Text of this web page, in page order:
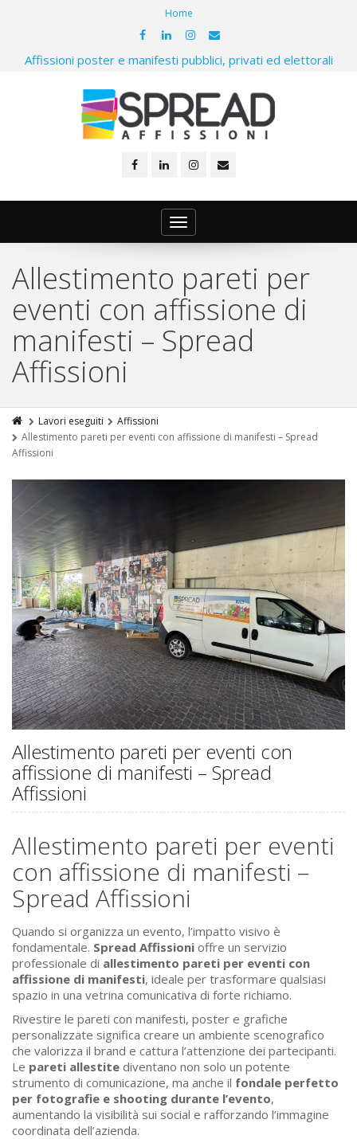
Home
Affissioni poster e manifesti pubblici, privati ed elettorali
Toggle
navigation
Allestimento pareti per
eventi con affissione di
manifesti – Spread
Affissioni
Lavori eseguiti
Affissioni
Allestimento pareti per eventi con affissione di manifesti – Spread
Affissioni
Allestimento pareti per eventi con
affissione di manifesti – Spread
Affissioni
Allestimento pareti per eventi
con affissione di manifesti –
Spread Affissioni
Quando si organizza un evento, l’impatto visivo è
fondamentale. Spread Affissioni offre un servizio
professionale di allestimento pareti per eventi con
affissione di manifesti, ideale per trasformare qualsiasi
spazio in una vetrina comunicativa di forte richiamo.
Rivestire le pareti con manifesti, poster e grafiche
personalizzate significa creare un ambiente scenografico
che valorizza il brand e cattura l’attenzione dei partecipanti.
Le pareti allestite diventano non solo un potente
strumento di comunicazione, ma anche il fondale perfetto
per fotografie e shooting durante l’evento,
aumentando la visibilità sui social e rafforzando l’immagine
coordinata dell’azienda.